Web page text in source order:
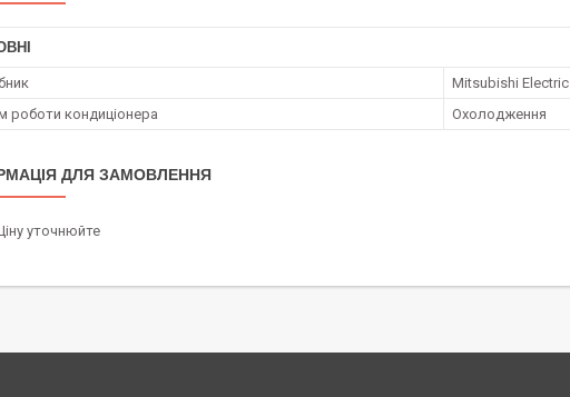
Mitsubishi Electric
роботи кондиціонера
Охолодження
ДЛЯ ЗАМОВЛЕННЯ
уточнюйте